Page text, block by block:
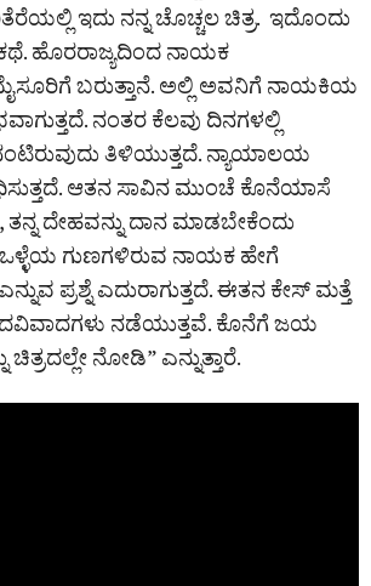
ಇದು ನನ್ನ ಚೊಚ್ಚಲ ಚಿತ್ರ. ಇದೊಂದು
ಹೊರರಾಜ್ಯದಿಂದ ನಾಯಕ
ಬರುತ್ತಾನೆ. ಅಲ್ಲಿ ಅವನಿಗೆ ನಾಯಕಿಯ
ನಂತರ ಕೆಲವು ದಿನಗಳಲ್ಲಿ
ತಿಳಿಯುತ್ತದೆ. ನ್ಯಾಯಾಲಯ
ಆತನ ಸಾವಿನ ಮುಂಚೆ ಕೊನೆಯಾಸೆ
ತನ್ನ ದೇಹವನ್ನು ದಾನ ಮಾಡಬೇಕೆಂದು
ಒಳ್ಳೆಯ ಗುಣಗಳಿರುವ ನಾಯಕ ಹೇಗೆ
ಪ್ರಶ್ನೆ ಎದುರಾಗುತ್ತದೆ. ಈತನ ಕೇಸ್ ಮತ್ತೆ
ನಡೆಯುತ್ತವೆ. ಕೊನೆಗೆ ಜಯ
ಚಿತ್ರದಲ್ಲೇ ನೋಡಿ” ಎನ್ನುತ್ತಾರೆ.